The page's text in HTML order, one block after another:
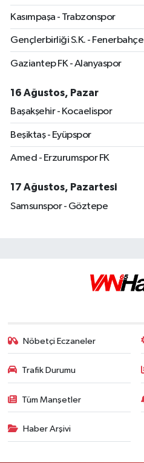
Kasımpaşa - Trabzonspor
Gençlerbirliği S.K. - Fenerbahçe
Gaziantep FK - Alanyaspor
16 Ağustos, Pazar
Başakşehir - Kocaelispor
Beşiktaş - Eyüpspor
Amed - Erzurumspor FK
17 Ağustos, Pazartesi
Samsunspor - Göztepe
Nöbetçi Eczaneler
Trafik Durumu
Tüm Manşetler
Haber Arşivi